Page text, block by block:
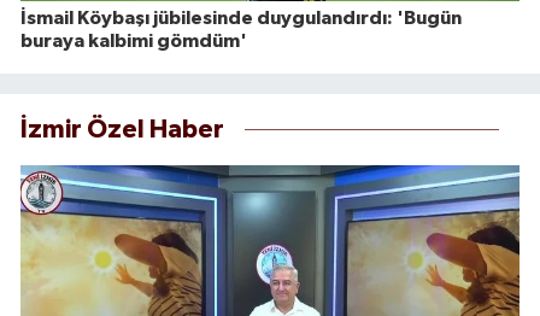
İsmail Köybaşı jübilesinde duygulandırdı: 'Bugün
buraya kalbimi gömdüm'
İzmir Özel Haber